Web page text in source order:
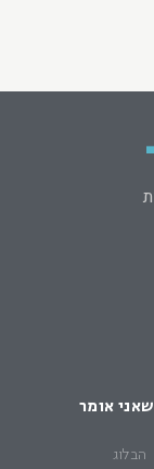
אומר
הבלוג